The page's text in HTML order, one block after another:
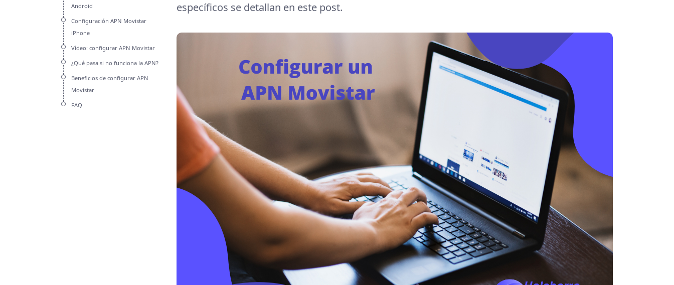
Android
Configuración APN Movistar
iPhone
Vídeo: configurar APN Movistar
¿Qué pasa si no funciona la APN?
Beneficios de configurar APN
Movistar
FAQ
específicos se detallan en este post.